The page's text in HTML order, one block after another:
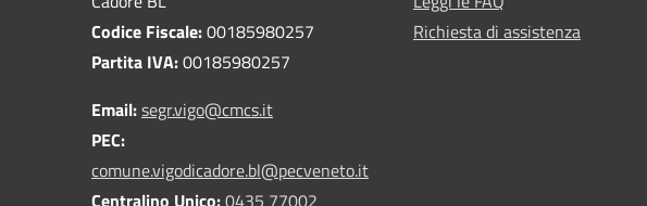
Codice Fiscale:00185980257
Partita IVA:00185980257
Email:segr.vigo@cmcs.it
PEC:
comune.vigodicadore.bl@pecveneto.it
Centralino Unico:0435 77002
Richiesta di assistenza